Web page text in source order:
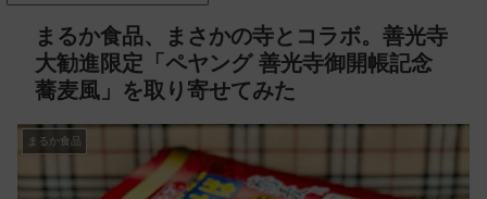
まるか食品、まさかの寺とコラボ。善光寺
大勧進限定「ペヤング 善光寺御開帳記念
蕎麦風」を取り寄せてみた
まるか食品